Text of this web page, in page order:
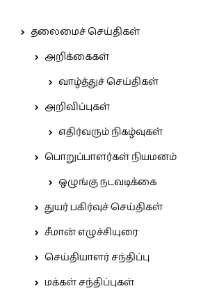
தலைமைச் செய்திகள்
அறிக்கைகள்
வாழ்த்துச் செய்திகள்
அறிவிப்புகள்
எதிர்வரும் நிகழ்வுகள்
பொறுப்பாளர்கள் நியமனம்
ஒழுங்கு நடவடிக்கை
துயர் பகிர்வுச் செய்திகள்
சீமான் எழுச்சியுரை
செய்தியாளர் சந்திப்பு
மக்கள் சந்திப்புகள்